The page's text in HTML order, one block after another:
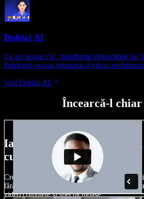
Dublaj AI
Cu un singur clic, transformi videoclipul tău
Potrivești vocea, intonația și viteza
Vezi Dublaj AI
Încearcă-l
Iată doar o mică mostră
cu Speechify Studio.
Creează voci din off, adaugă imagini, audio
fără drepturi de autor, clonează-ți vocea și
video complete și spectaculoase.